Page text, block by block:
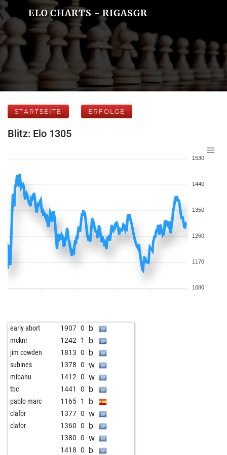
ELO CHARTS - RIGASGR
STARTSEITE ERFOLGE
Blitz: Elo 1305
1530
1440
1350
1260
1170
1080
early abort 1907 0 b
mcknr 1242 1 b
jim cowden 1813 0 b
subines 1378 0 w
mibanu 1412 0 w
tbc 1441 0 b
pablo marc 1165 1 b
clafor 1377 0 w
clafor 1360 0 b
1380 0 w
1418 0 b